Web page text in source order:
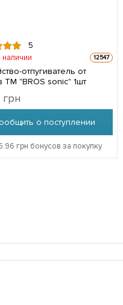
5
наличии 12547
отпугиватель от
ТМ "BROS sonic" 1шт
грн
о поступлении
грн бонусов за покупку